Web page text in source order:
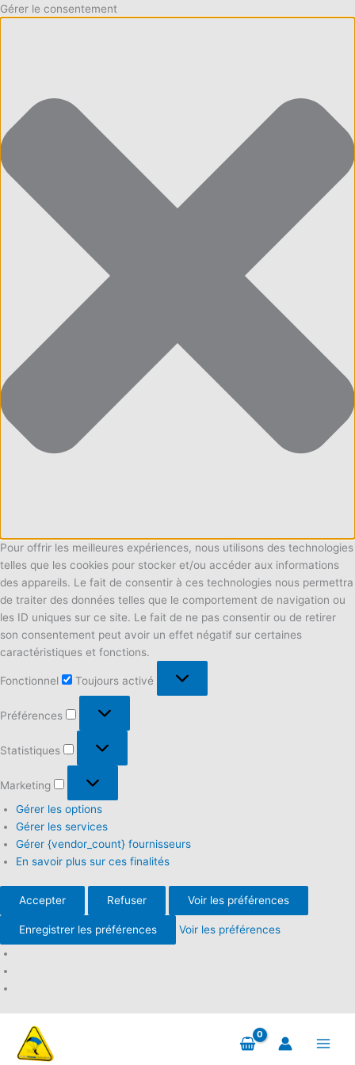
Gérer le consentement
Pour offrir les meilleures expériences, nous utilisons des technologies
telles que les cookies pour stocker et/ou accéder aux informations
des appareils. Le fait de consentir à ces technologies nous permettra
de traiter des données telles que le comportement de navigation ou
les ID uniques sur ce site. Le fait de ne pas consentir ou de retirer
son consentement peut avoir un effet négatif sur certaines
caractéristiques et fonctions.
Fonctionnel
Toujours activé
Préférences
Statistiques
Marketing
Gérer les options
Gérer les services
Gérer {vendor_count} fournisseurs
En savoir plus sur ces finalités
Accepter Refuser Voir les préférences
Enregistrer les préférences Voir les préférences
contenu